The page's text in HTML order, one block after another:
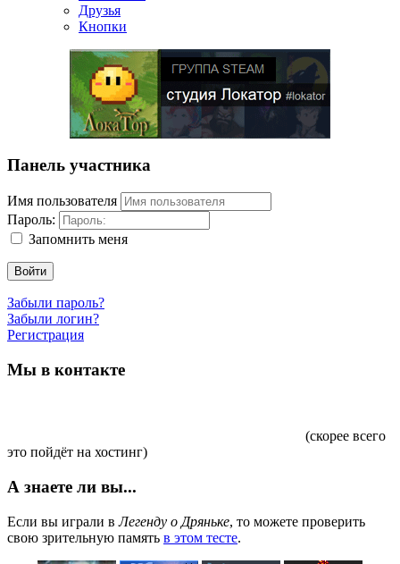
Друзья
Кнопки
Панель участника
Имя пользователя
Пароль:
Запомнить меня
Войти
Забыли пароль?
Забыли логин?
Регистрация
Мы в контакте
(скорее всего
это пойдёт на хостинг)
А знаете ли вы...
Если вы играли вЛегенду о Дряньке, то можете проверить
свою зрительную память в этом тесте.